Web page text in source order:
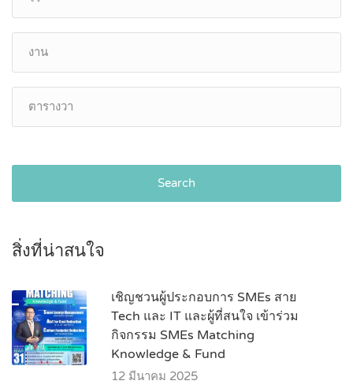
Search
สิ่งที่น่าสนใจ
เชิญชวนผู้ประกอบการ SMEs สาย
Tech และ IT และผู้ที่สนใจ เข้าร่วม
กิจกรรม SMEs Matching
Knowledge & Fund
12 มีนาคม 2025